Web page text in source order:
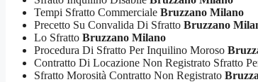
Tempi Sfratto Commerciale Bruzzano Milano
Precetto Su Convalida Di Sfratto Bruzzano
Lo Sfratto Bruzzano Milano
Procedura Di Sfratto Per Inquilino Moroso
Contratto Di Locazione Non Registrato Sfratto
Sfratto Morosità Contratto Non Registrato